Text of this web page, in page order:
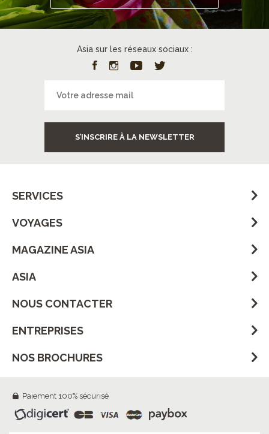
Asia sur les réseaux sociaux :
S’INSCRIRE À LA NEWSLETTER
SERVICES
VOYAGES
MAGAZINE ASIA
ASIA
NOUS CONTACTER
ENTREPRISES
NOS BROCHURES
Paiement 100% sécurisé